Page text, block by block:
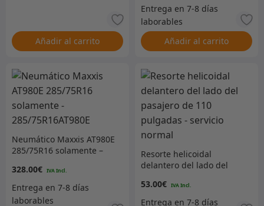
Añadir al carrito Añadir al carrito
Neumático Maxxis AT980E
285/75R16 solamente –
328.00€
Resorte helicoidal
delantero del lado del
– servicio normal
53.00€